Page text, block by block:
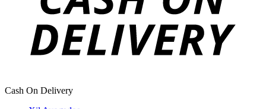
Cash On Delivery